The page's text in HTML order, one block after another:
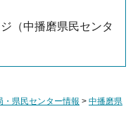
（中播磨県民センタ
・県民センター情報 > 中播磨県